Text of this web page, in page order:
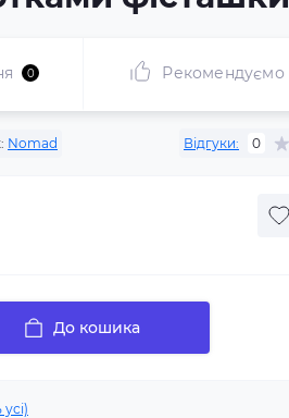
0 Рекомендуємо
Nomad Відгуки: 0
До кошика